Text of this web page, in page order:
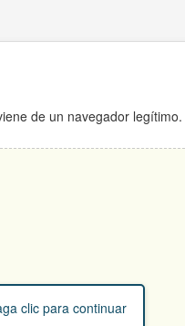
de un navegador legítimo.
clic para continuar